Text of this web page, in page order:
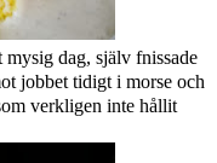
dag, själv fnissade
jobbet tidigt i morse och
verkligen inte hållit